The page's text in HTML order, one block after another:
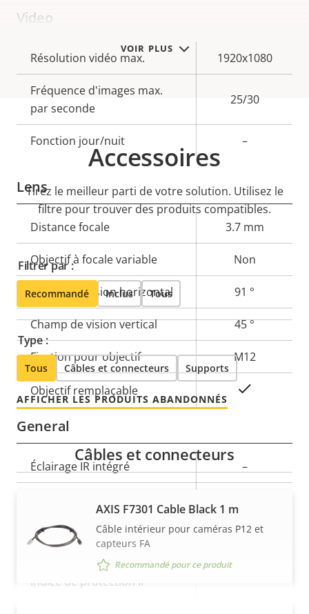
VOIR PLUS
Video
Description
de la
propriété
Valeur de
la
propriété
Résolution vidéo max. 1920x1080
Fréquence d'images max.
par seconde
25/30
Fonction jour/nuit –
Lens
Description
de la
propriété
la
propriété
Distance focale 3.7 mm
Objectif à focale variable Non
Champ de vision horizontal 91 °
Champ de vision vertical 45 °
Fixation pour objectif M12
Objectif remplaçable
General
Description
de la
Valeur de
la
propriété
Éclairage IR intégré –
fonctionnement
-20 to 50 °C
Utilisable en extérieur
Indice de protection IP
Accessoires
Tirez le meilleur parti de votre solution. Utilisez le
filtre pour trouver des produits compatibles.
Filtrer par :
Recommandé Inclus Tous
Type :
Tous Câbles et connecteurs Supports
AFFICHER LES PRODUITS ABANDONNÉS
Câbles et connecteurs
AXIS F7301 Cable Black 1 m
Câble intérieur pour caméras P12 et
capteurs FA
Recommandé pour ce produit